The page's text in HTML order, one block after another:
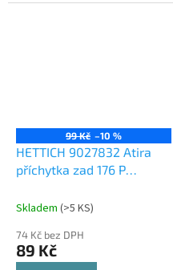
99 Kč –10 %
HETTICH 9027832 Atira
příchytka zad 176 P
Skladem (>5 KS)
74 Kč bez DPH
89 Kč